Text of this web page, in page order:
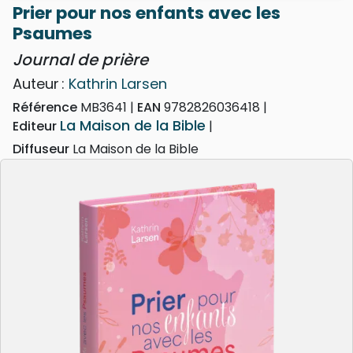
Prier pour nos enfants avec les
Psaumes
Journal de prière
Auteur : Kathrin Larsen
Référence MB3641 EAN 9782826036418
Editeur La Maison de la Bible
Diffuseur La Maison de la Bible